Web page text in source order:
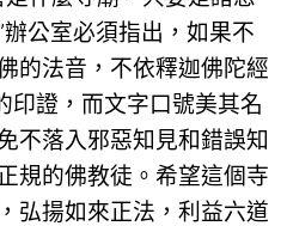
公室必須指出，如果不
的法音，不依釋迦佛陀經
印證，而文字口號美其名
不落入邪惡知見和錯誤知
規的佛教徒。希望這個寺
弘揚如來正法，利益六道